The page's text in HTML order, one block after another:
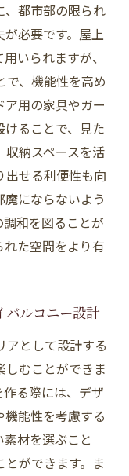
、都市部の限られ
必要です。屋上
いられますが、
で、機能性を高め
用の家具やガー
ることで、見た
収納スペースを活
出せる利便性も向
にならないよう
和を図ることが
た空間をより有
バルコニー設計
アとして設計する
しむことができま
る際には、デザ
能性を考慮する
材を選ぶこと
ができます。ま